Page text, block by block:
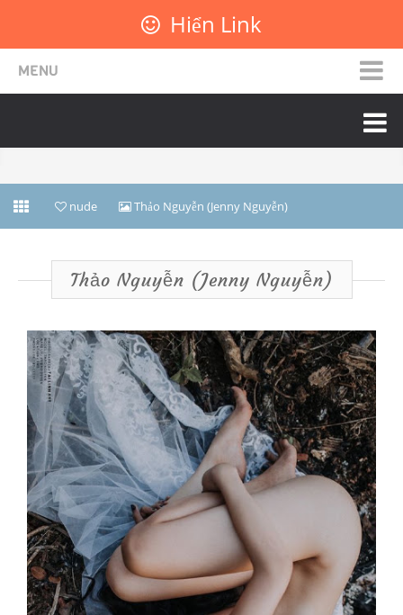
Hiển Link
MENU
nude Thảo Nguyễn (Jenny Nguyễn)
Thảo Nguyễn (Jenny Nguyễn)